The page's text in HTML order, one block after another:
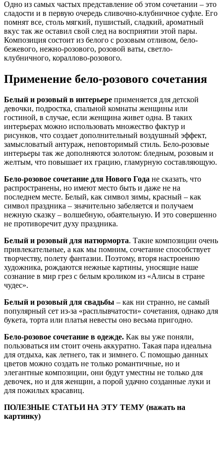
Одно из самых частых представление об этом сочетании – это
сладости и в первую очередь сливочно-клубничное суфле. Его
помнят все, столь мягкий, пушистый, сладкий, ароматный
вкус так же оставил свой след на восприятии этой пары.
Композиция состоит из белого с розовым отливом, бело-
бежевого, нежно-розового, розовой ваты, светло-
клубничного, кораллово-розового.
Применение бело-розового сочетания
Белый и розовый в интерьере применяется для детской
девочки, подростка, спальной комнаты женщины или
гостиной, в случае, если женщина живет одна. В таких
интерьерах можно использовать множество фактур и
рисунков, что создает дополнительный воздушный эффект,
замысловатый антураж, неповторимый стиль. Бело-розовые
интерьеры так же дополняются золотом: бледным, розовым и
желтым, что повышает их грацию, гламурную составляющую.
Бело-розовое сочетание для Нового Года не сказать, что
распространены, но имеют место быть и даже не на
последнем месте. Белый, как символ зимы, красный – как
символ праздника – значительно забеляется и получаем
нежную сказку – волшебную, обаятельную. И это совершенно
не противоречит духу праздника.
Белый и розовый для натюрморта. Такие композиции очень
привлекательные, а как мы помним, сочетание способствует
творчеству, полету фантазии. Поэтому, вторя настроению
художника, рождаются нежные картины, уносящие наше
сознание в мир грез с белым кроликом из «Алисы в стране
чудес».
Белый и розовый для свадьбы – как ни странно, не самый
популярный сет из-за «расплывчатости» сочетания, однако для
букета, торта или платья невесты оно весьма пригодно.
Бело-розовое сочетание в одежде. Как вы уже поняли,
пользоваться им стоит очень аккуратно. Такая пара идеальна
для отдыха, как летнего, так и зимнего. С помощью данных
цветов можно создать не только романтичные, но и
элегантные композиции, они будут уместны не только для
девочек, но и для женщин, а порой удачно созданные луки и
для пожилых красавиц.
ПОЛЕЗНЫЕ СТАТЬИ НА ЭТУ ТЕМУ (нажать на
картинку)